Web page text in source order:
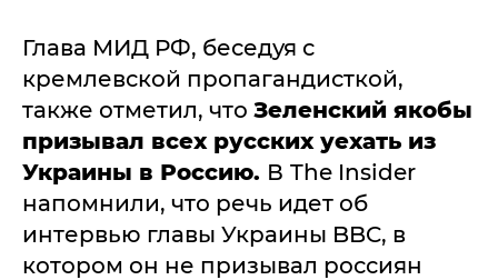
Глава МИД РФ, беседуя с
кремлевской пропагандисткой,
также отметил, что Зеленский якобы
призывал всех русских уехать из
Украины в Россию. В The Insider
напомнили, что речь идет об
интервью главы Украины BBC, в
котором он не призывал россиян